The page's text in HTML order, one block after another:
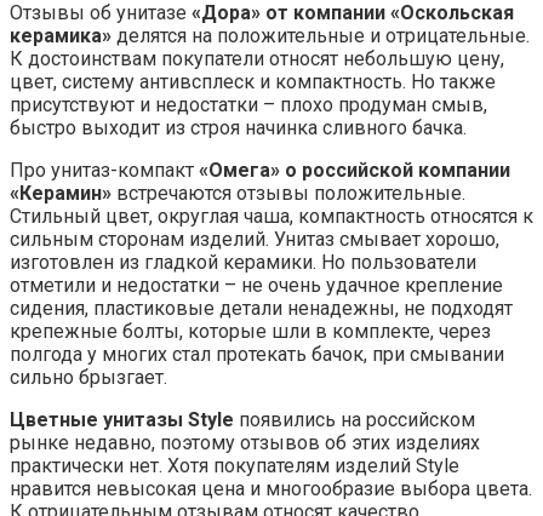
Отзывы об унитазе «Дора» от компании «Оскольская
керамика» делятся на положительные и отрицательные.
К достоинствам покупатели относят небольшую цену,
цвет, систему антивсплеск и компактность. Но также
присутствуют и недостатки – плохо продуман смыв,
быстро выходит из строя начинка сливного бачка.
Про унитаз-компакт «Омега» о российской компании
«Керамин» встречаются отзывы положительные.
Стильный цвет, округлая чаша, компактность относятся к
сильным сторонам изделий. Унитаз смывает хорошо,
изготовлен из гладкой керамики. Но пользователи
отметили и недостатки – не очень удачное крепление
сидения, пластиковые детали ненадежны, не подходят
крепежные болты, которые шли в комплекте, через
полгода у многих стал протекать бачок, при смывании
сильно брызгает.
Цветные унитазы Style появились на российском
рынке недавно, поэтому отзывов об этих изделиях
практически нет. Хотя покупателям изделий Style
нравится невысокая цена и многообразие выбора цвета.